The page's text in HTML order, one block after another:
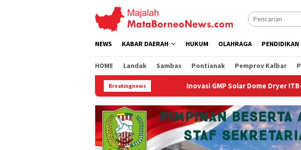
NEWS KABAR DAERAH HUKUM OLAHRAGA PENDIDIKAN
HOME Landak Sambas Pontianak Pemprov Kalbar
Breakingnews
Inovasi GMP Solar Dome Dryer ITB-UNTAN Sulap Ikan